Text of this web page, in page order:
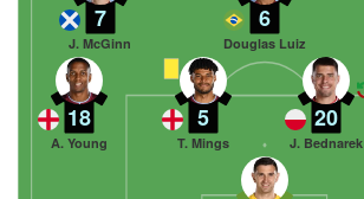
18
A. Young
5
T. Mings
20
J. Bednarek
7
J. McGinn
6
Douglas Luiz